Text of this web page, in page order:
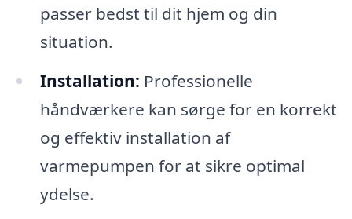
passer bedst til dit hjem og din
situation.
Installation: Professionelle
håndværkere kan sørge for en korrekt
og effektiv installation af
varmepumpen for at sikre optimal
ydelse.